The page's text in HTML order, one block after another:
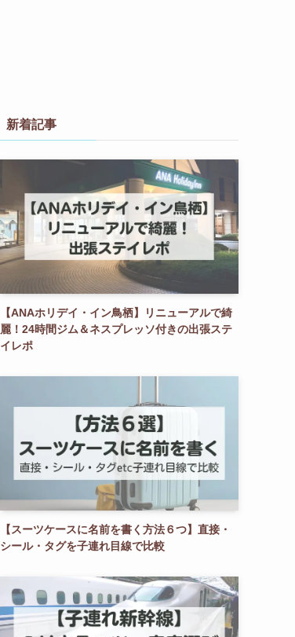
新着記事
【ANAホリデイ・イン鳥栖】リニューアルで綺
麗！24時間ジム＆ネスプレッソ付きの出張ステ
イレポ
【スーツケースに名前を書く方法６つ】直接・
シール・タグを子連れ目線で比較